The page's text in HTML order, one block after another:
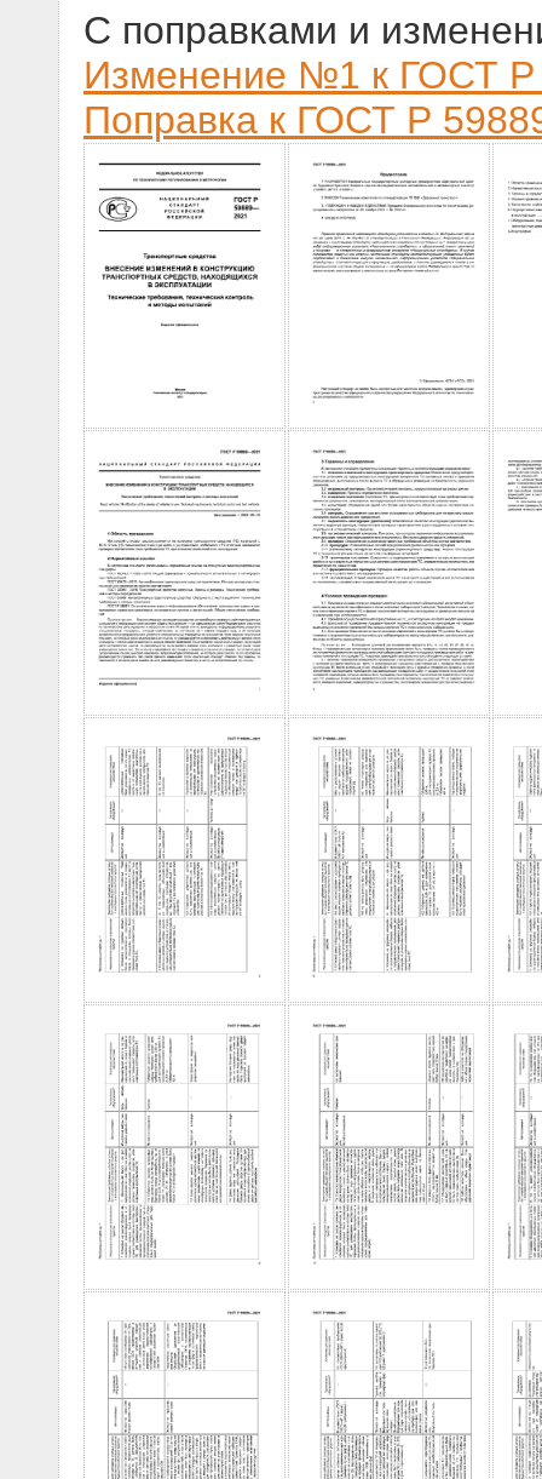
С поправками и
Изменение №1 к ГОСТ Р
Поправка к ГОСТ Р